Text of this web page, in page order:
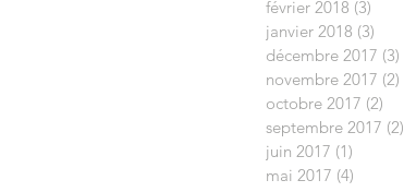
février 2018 (3)
janvier 2018 (3)
décembre 2017 (3)
novembre 2017 (2)
octobre 2017 (2)
septembre 2017 (2)
juin 2017 (1)
mai 2017 (4)